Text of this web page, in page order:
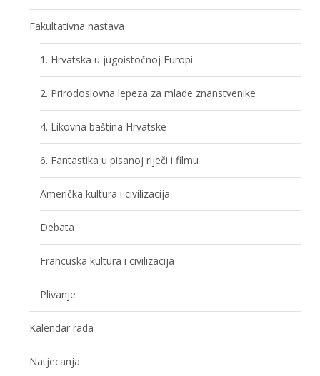
Fakultativna nastava
1. Hrvatska u jugoistočnoj Europi
2. Prirodoslovna lepeza za mlade znanstvenike
4. Likovna baština Hrvatske
6. Fantastika u pisanoj riječi i filmu
Američka kultura i civilizacija
Debata
Francuska kultura i civilizacija
Plivanje
Kalendar rada
Natjecanja